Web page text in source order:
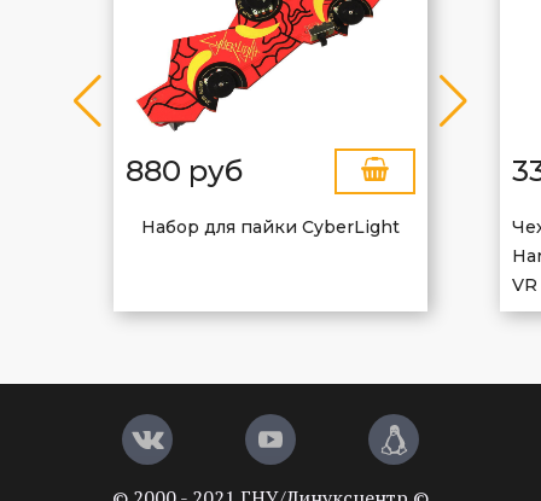
880 руб
Набор для пайки CyberLight
VR